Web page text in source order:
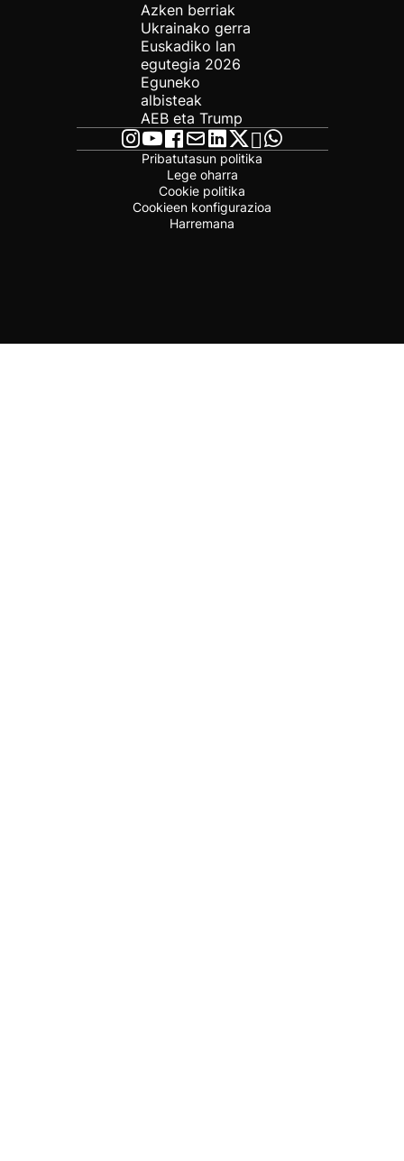
Azken berriak
Ukrainako gerra
Euskadiko lan
egutegia 2026
Eguneko
albisteak
AEB eta Trump
Pribatutasun politika
Lege oharra
Cookie politika
Cookieen konfigurazioa
Harremana